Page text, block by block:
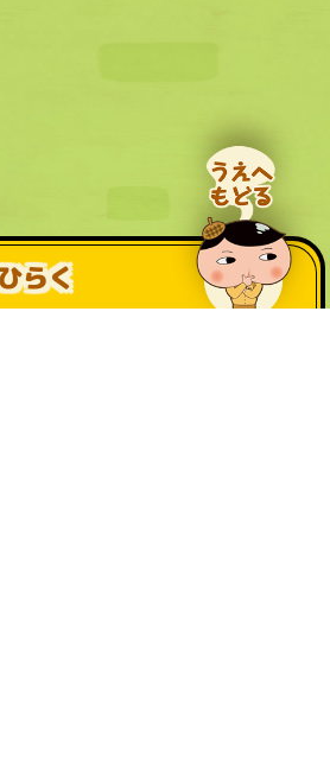
らく
SNS一覧